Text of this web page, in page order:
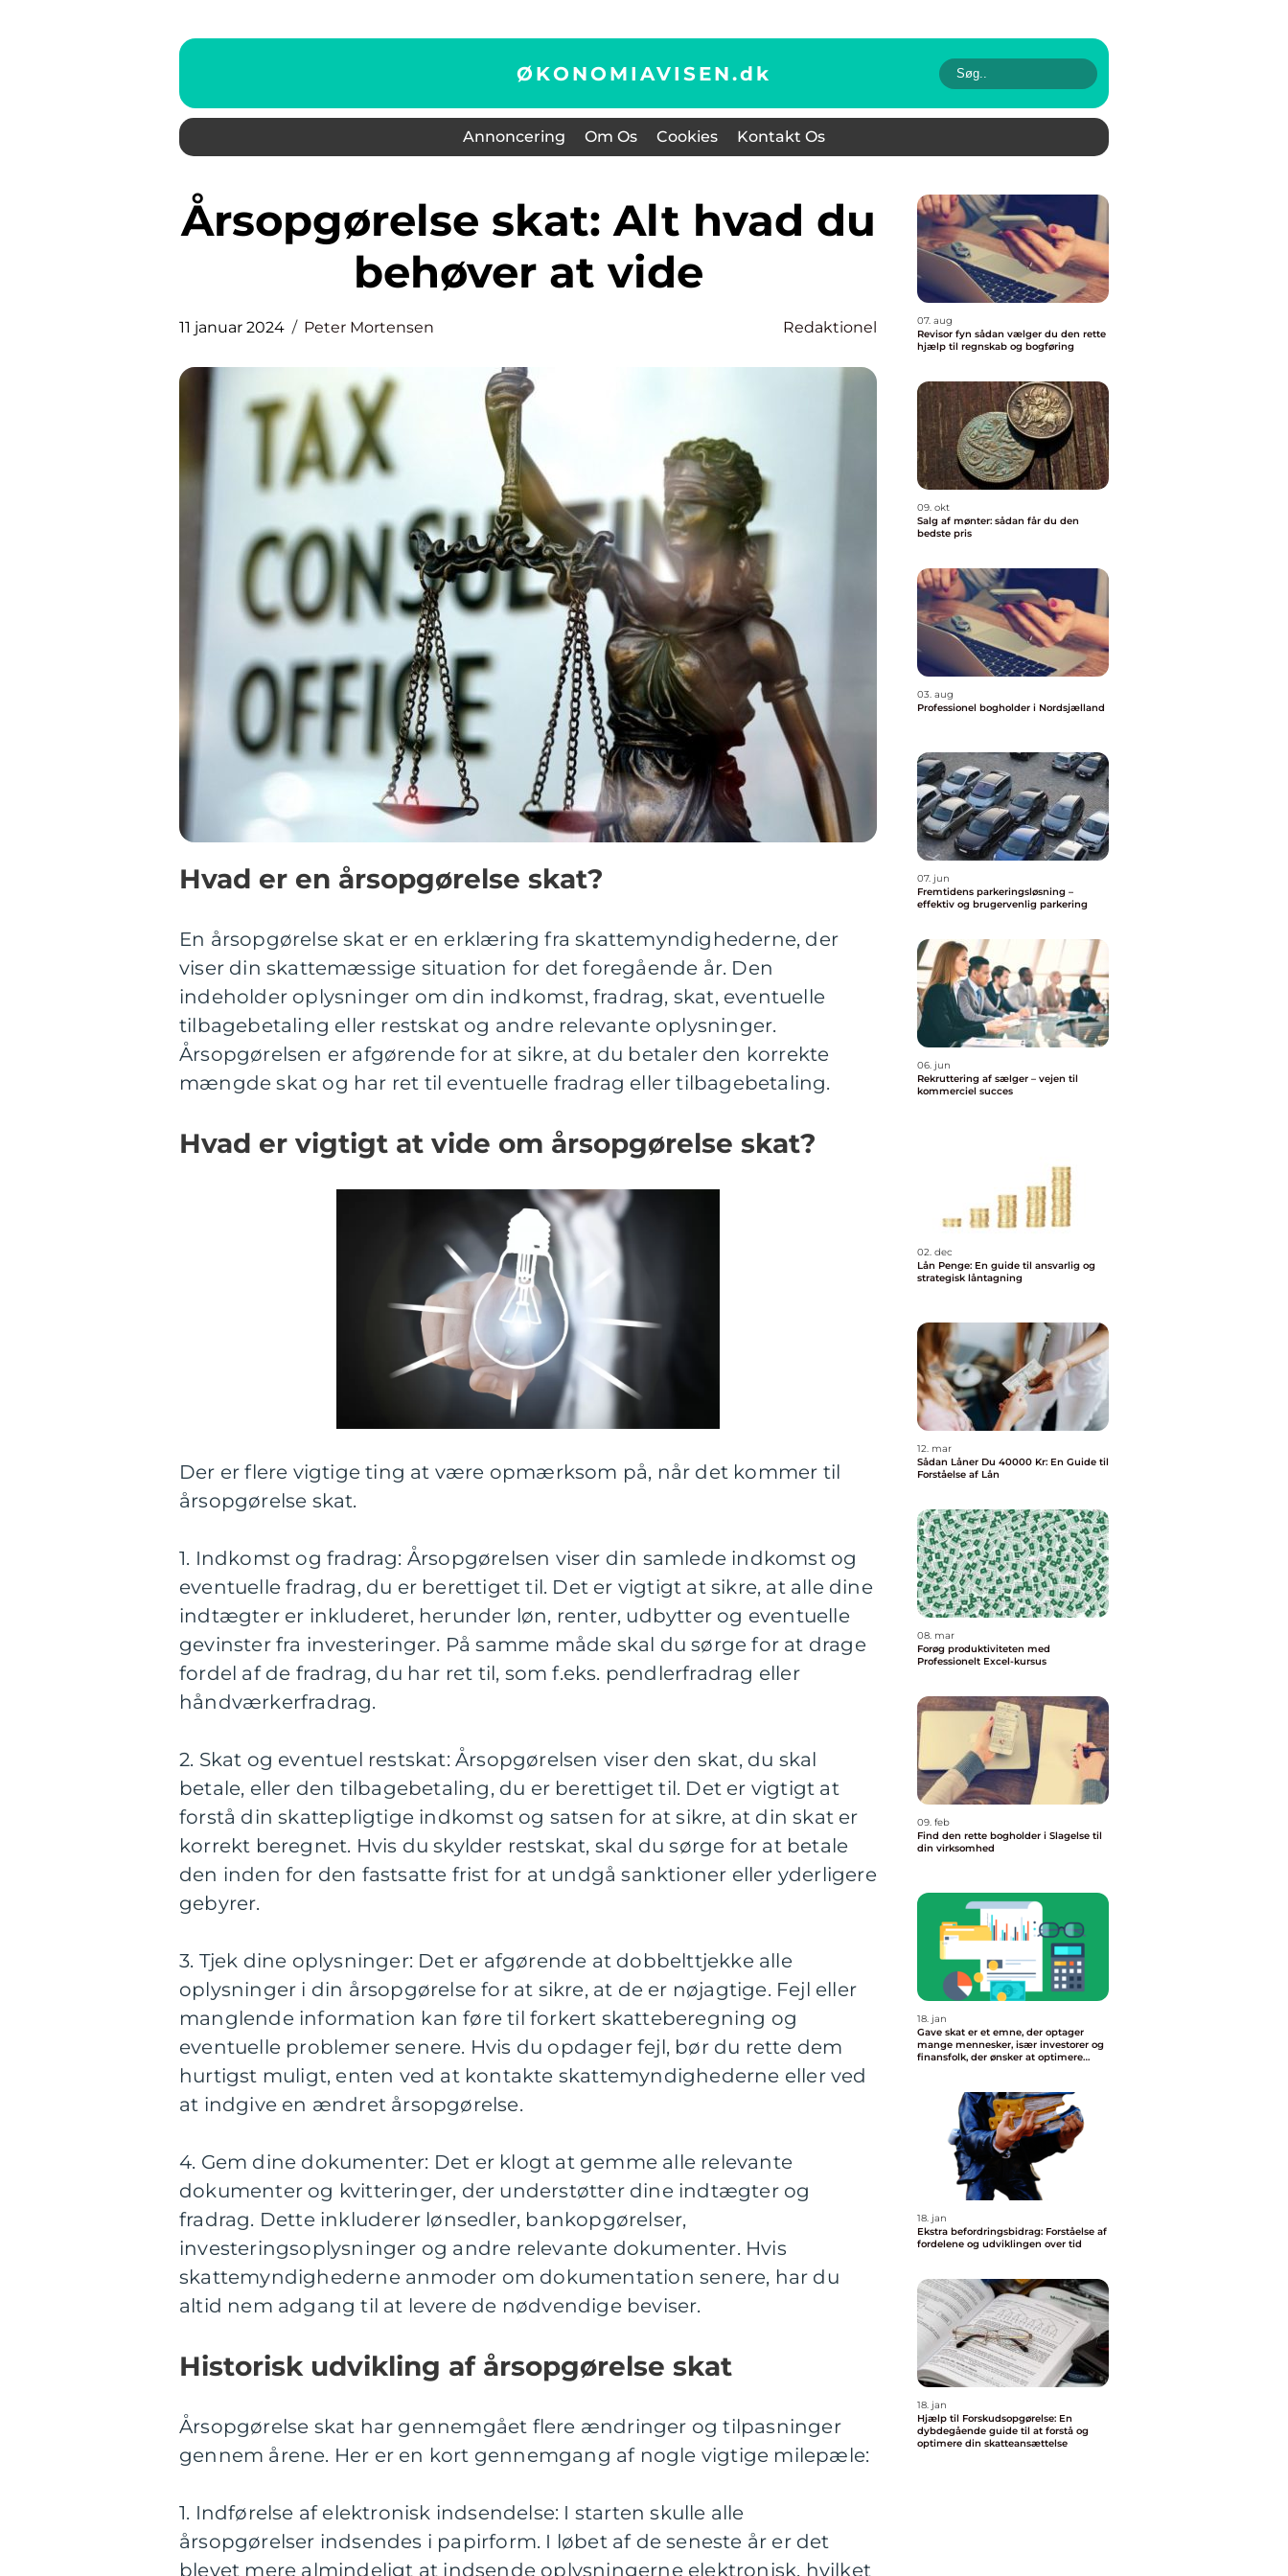
ØKONOMIAVISEN.dk
Annoncering Om Os Cookies Kontakt Os
Årsopgørelse skat: Alt hvad du
behøver at vide
11 januar 2024 Peter Mortensen Redaktionel
Hvad er en årsopgørelse skat?
En årsopgørelse skat er en erklæring fra skattemyndighederne, der
viser din skattemæssige situation for det foregående år. Den
indeholder oplysninger om din indkomst, fradrag, skat, eventuelle
tilbagebetaling eller restskat og andre relevante oplysninger.
Årsopgørelsen er afgørende for at sikre, at du betaler den korrekte
mængde skat og har ret til eventuelle fradrag eller tilbagebetaling.
Hvad er vigtigt at vide om årsopgørelse skat?
Der er flere vigtige ting at være opmærksom på, når det kommer til
årsopgørelse skat.
1. Indkomst og fradrag: Årsopgørelsen viser din samlede indkomst og
eventuelle fradrag, du er berettiget til. Det er vigtigt at sikre, at alle dine
indtægter er inkluderet, herunder løn, renter, udbytter og eventuelle
gevinster fra investeringer. På samme måde skal du sørge for at drage
fordel af de fradrag, du har ret til, som f.eks. pendlerfradrag eller
håndværkerfradrag.
2. Skat og eventuel restskat: Årsopgørelsen viser den skat, du skal
betale, eller den tilbagebetaling, du er berettiget til. Det er vigtigt at
forstå din skattepligtige indkomst og satsen for at sikre, at din skat er
korrekt beregnet. Hvis du skylder restskat, skal du sørge for at betale
den inden for den fastsatte frist for at undgå sanktioner eller yderligere
gebyrer.
3. Tjek dine oplysninger: Det er afgørende at dobbelttjekke alle
oplysninger i din årsopgørelse for at sikre, at de er nøjagtige. Fejl eller
manglende information kan føre til forkert skatteberegning og
eventuelle problemer senere. Hvis du opdager fejl, bør du rette dem
hurtigst muligt, enten ved at kontakte skattemyndighederne eller ved
at indgive en ændret årsopgørelse.
4. Gem dine dokumenter: Det er klogt at gemme alle relevante
dokumenter og kvitteringer, der understøtter dine indtægter og
fradrag. Dette inkluderer lønsedler, bankopgørelser,
investeringsoplysninger og andre relevante dokumenter. Hvis
skattemyndighederne anmoder om dokumentation senere, har du
altid nem adgang til at levere de nødvendige beviser.
Historisk udvikling af årsopgørelse skat
Årsopgørelse skat har gennemgået flere ændringer og tilpasninger
gennem årene. Her er en kort gennemgang af nogle vigtige milepæle:
1. Indførelse af elektronisk indsendelse: I starten skulle alle
årsopgørelser indsendes i papirform. I løbet af de seneste år er det
blevet mere almindeligt at indsende oplysningerne elektronisk, hvilket
07. aug
Revisor fyn sådan vælger du den rette
hjælp til regnskab og bogføring
09. okt
Salg af mønter: sådan får du den
bedste pris
03. aug
Professionel bogholder i Nordsjælland
07. jun
Fremtidens parkeringsløsning –
effektiv og brugervenlig parkering
06. jun
Rekruttering af sælger – vejen til
kommerciel succes
02. dec
Lån Penge: En guide til ansvarlig og
strategisk låntagning
12. mar
Sådan Låner Du 40000 Kr: En Guide til
Forståelse af Lån
08. mar
Forøg produktiviteten med
Professionelt Excel-kursus
09. feb
Find den rette bogholder i Slagelse til
din virksomhed
18. jan
Gave skat er et emne, der optager
mange mennesker, især investorer og
finansfolk, der ønsker at optimere
18. jan
Ekstra befordringsbidrag: Forståelse af
fordelene og udviklingen over tid
18. jan
Hjælp til Forskudsopgørelse: En
dybdegående guide til at forstå og
optimere din skatteansættelse